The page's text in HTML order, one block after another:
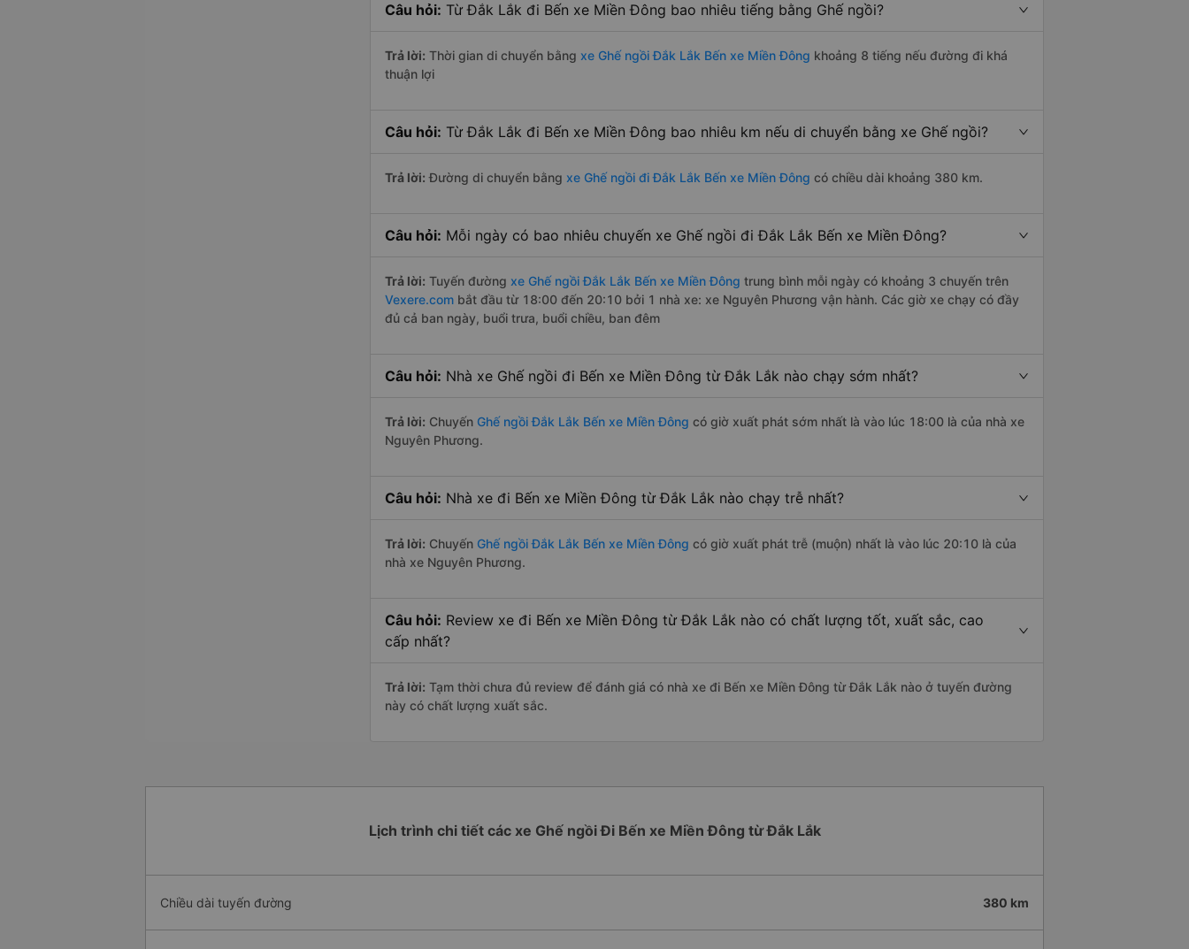
Câu hỏi: Từ Đắk Lắk đi Bến xe Miền Đông bao nhiêu tiếng bằng Ghế ngồi?
Trả lời: Thời gian di chuyển bằng xe Ghế ngồi Đắk Lắk Bến xe Miền Đông khoảng 8 tiếng nếu đường đi khá
thuận lợi
Câu hỏi: Từ Đắk Lắk đi Bến xe Miền Đông bao nhiêu km nếu di chuyển bằng xe Ghế ngồi?
Trả lời: Đường di chuyển bằng xe Ghế ngồi đi Đắk Lắk Bến xe Miền Đông có chiều dài khoảng 380 km.
Câu hỏi: Mỗi ngày có bao nhiêu chuyến xe Ghế ngồi đi Đắk Lắk Bến xe Miền Đông?
Trả lời: Tuyến đường xe Ghế ngồi Đắk Lắk Bến xe Miền Đông trung bình mỗi ngày có khoảng 3 chuyến trên
Vexere.com bắt đầu từ 18:00 đến 20:10 bởi 1 nhà xe: xe Nguyên Phương vận hành. Các giờ xe chạy có đầy
đủ cả ban ngày, buổi trưa, buổi chiều, ban đêm
Câu hỏi: Nhà xe Ghế ngồi đi Bến xe Miền Đông từ Đắk Lắk nào chạy sớm nhất?
Trả lời: Chuyến Ghế ngồi Đắk Lắk Bến xe Miền Đông có giờ xuất phát sớm nhất là vào lúc 18:00 là của nhà xe
Nguyên Phương.
Câu hỏi: Nhà xe đi Bến xe Miền Đông từ Đắk Lắk nào chạy trễ nhất?
Trả lời: Chuyến Ghế ngồi Đắk Lắk Bến xe Miền Đông có giờ xuất phát trễ (muộn) nhất là vào lúc 20:10 là của
nhà xe Nguyên Phương.
Câu hỏi: Review xe đi Bến xe Miền Đông từ Đắk Lắk nào có chất lượng tốt, xuất sắc, cao
cấp nhất?
Trả lời: Tạm thời chưa đủ review để đánh giá có nhà xe đi Bến xe Miền Đông từ Đắk Lắk nào ở tuyến đường
này có chất lượng xuất sắc.
Lịch trình chi tiết các xe Ghế ngồi Đi Bến xe Miền Đông từ Đắk Lắk
Chiều dài tuyến đường 380 km